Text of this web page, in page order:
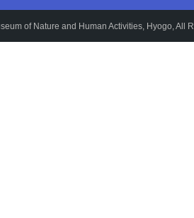
of Nature and Human Activities, Hyogo, All